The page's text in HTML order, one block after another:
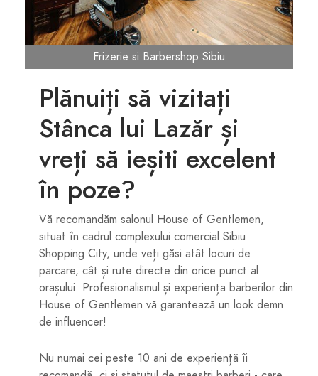
Frizerie si Barbershop Sibiu
Plănuiți să vizitați
Stânca lui Lazăr și
vreți să ieșiti excelent
în poze?
Vă recomandăm salonul House of Gentlemen,
situat în cadrul complexului comercial Sibiu
Shopping City, unde veți găsi atât locuri de
parcare, cât și rute directe din orice punct al
orașului. Profesionalismul și experiența barberilor din
House of Gentlemen vă garantează un look demn
de influencer!
Nu numai cei peste 10 ani de experiență îi